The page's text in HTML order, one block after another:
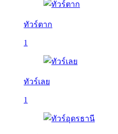
ทัวร์ตาก
1
ทัวร์เลย
1